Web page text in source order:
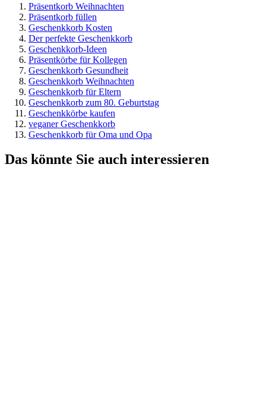
Präsentkorb Weihnachten
Präsentkorb füllen
Geschenkkorb Kosten
Der perfekte Geschenkkorb
Geschenkkorb-Ideen
Präsentkörbe für Kollegen
Geschenkkorb Gesundheit
Geschenkkorb Weihnachten
Geschenkkorb für Eltern
Geschenkkorb zum 80. Geburtstag
Geschenkkörbe kaufen
veganer Geschenkkorb
Geschenkkorb für Oma und Opa
Das könnte Sie auch interessieren